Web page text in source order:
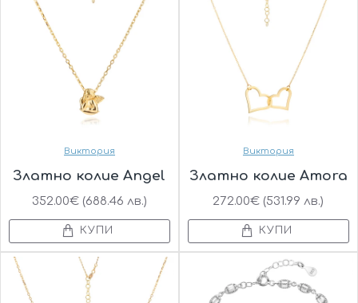
Виктория
Златно колие Angel
352.00€ (688.46 лв.)
КУПИ
Виктория
Златно колие Amora
272.00€ (531.99 лв.)
КУПИ